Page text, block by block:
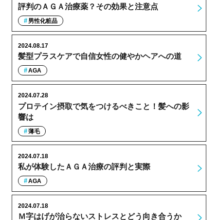
評判のＡＧＡ治療薬？その効果と注意点
男性化粧品
髪型プラスケアで自信女性の健やかヘアへの道
2024.08.17
AGA
プロテイン摂取で気をつけるべきこと！髪への影
響は
2024.07.28
薄毛
私が体験したＡＧＡ治療の評判と実際
2024.07.18
AGA
Ｍ字はげが治らないストレスとどう向き合うか
2024.07.18